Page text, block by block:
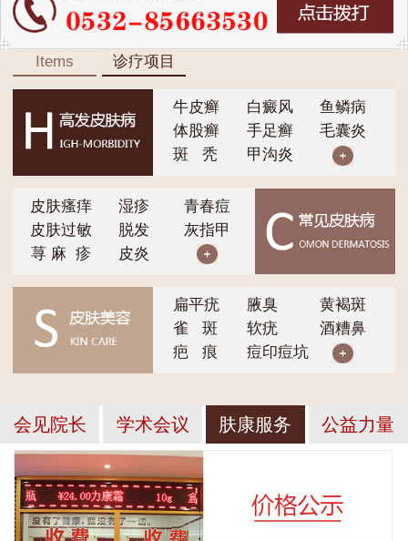
Items 诊疗项目
牛皮癣 白癜风
鱼鳞病
体股癣
手足癣
毛囊炎
斑 秃
甲沟炎
皮肤瘙痒 湿疹
青春痘
皮肤过敏
脱发
灰指甲
荨 麻 疹
皮炎
扁平疣 腋臭
黄褐斑
雀 斑
软疣
酒糟鼻
疤 痕
痘印痘坑
会见院长 学术会议 肤康服务 公益力量